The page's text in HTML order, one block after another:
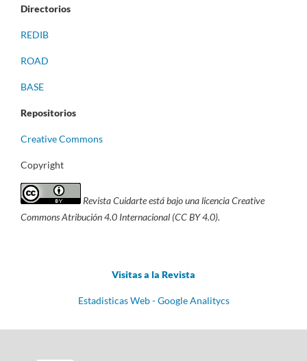
Directorios
REDIB
ROAD
BASE
Repositorios
Creative Commons
Copyright
Revista Cuidarte está bajo una licencia Creative
Commons Atribución 4.0 Internacional (CC BY 4.0).
Visitas a la Revista
Estadisticas Web - Google Analitycs